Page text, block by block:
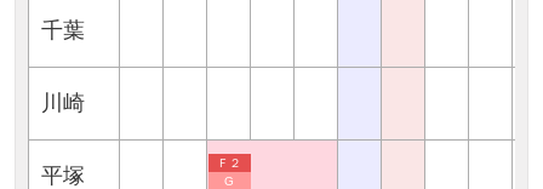
千葉
川崎
平塚
Ｆ２
G